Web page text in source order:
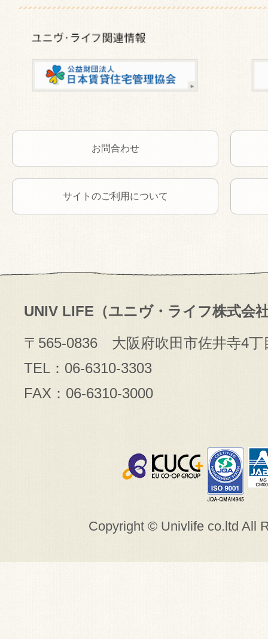
お問合わせ
サイトのご利用について
Copyright © Univlife co.ltd All
UNIV LIFE（ユニヴ・ライフ株式会
〒565-0836 大阪府吹田市佐井寺4丁
TEL：06-6310-3303
FAX：06-6310-3000